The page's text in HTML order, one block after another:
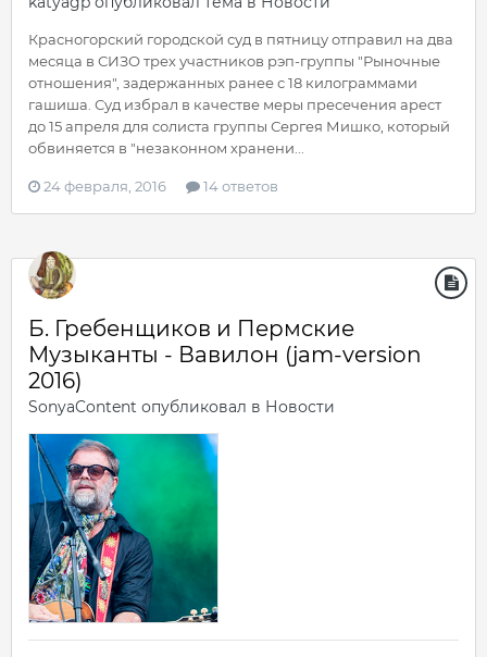
Красногорский городской суд в пятницу отправил на два
месяца в СИЗО трех участников рэп-группы "Рыночные
отношения", задержанных ранее с 18 килограммами
гашиша. Суд избрал в качестве меры пресечения арест
до 15 апреля для солиста группы Сергея Мишко, который
обвиняется в "незаконном хранени...
24 февраля, 2016 14 ответов
Б. Гребенщиков и Пермские
Музыканты - Вавилон (jam-version
2016)
SonyaContent опубликовал в Новости